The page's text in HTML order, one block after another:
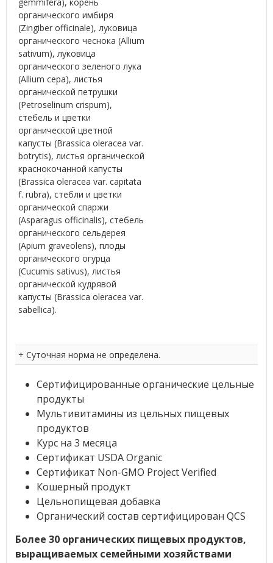
органического имбиря
(Zingiber officinale), луковица
органического чеснока (Allium
sativum), луковица
органического зеленого лука
(Allium cepa), листья
органической петрушки
(Petroselinum crispum),
стебель и цветки
органической цветной
капусты (Brassica oleracea var.
botrytis), листья органической
краснокочанной капусты
(Brassica oleracea var. capitata
f. rubra), стебли и цветки
органической спаржи
(Asparagus officinalis), стебель
органического сельдерея
(Apium graveolens), плоды
органического огурца
(Cucumis sativus), листья
органической кудрявой
капусты (Brassica oleracea var.
sabellica).
+ Суточная норма не определена.
Сертифицированные органические цельные
продукты
Мультивитамины из цельных пищевых
продуктов
Курс на 3 месяца
Сертификат USDA Organic
Сертификат Non-GMO Project Verified
Кошерный продукт
Цельнопищевая добавка
Органический состав сертифицирован QCS
Более 30 органических пищевых продуктов,
выращиваемых семейными хозяйствами